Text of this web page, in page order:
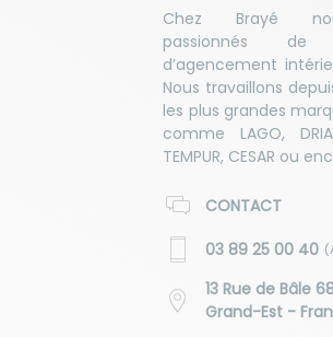
Chez Brayé
passionnés
d’agencement
Nous travaillons
les plus grandes
comme LAGO,
TEMPUR, CESAR ou
CONTACT
03 89 25 00 40
13 Rue de Bâle
Grand-Est -